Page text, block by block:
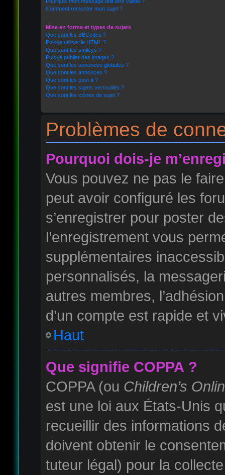
Comment remonter mon sujet ?
Mise en forme et types de sujets
Que sont les BBCodes ?
Puis-je utiliser le HTML ?
Que sont les smileys ?
Puis-je publier des images ?
Que sont les annonces globales ?
Que sont les annonces ?
Que sont les post-it ?
Que sont les sujets verrouillés ?
Que sont les icônes de sujet ?
Problèmes de
Pourquoi dois-je
Vous pouvez ne pas le
peut avoir configuré les
s’enregistrer pour poster
l’enregistrement vous
supplémentaires
personnalisés, la
autres membres,
d’un compte est rapide et
Haut
Que signifie COPPA ?
COPPA (ou Children’s
est une loi aux États-Unis
recueillir des informations
doivent obtenir le
tuteur légal) pour la